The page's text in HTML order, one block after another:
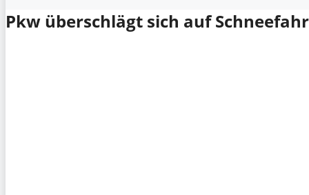
Pkw überschlägt sich auf